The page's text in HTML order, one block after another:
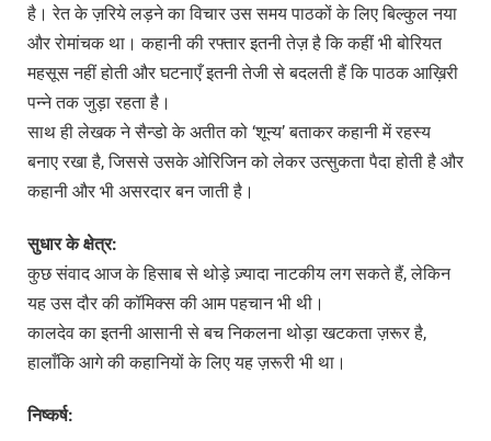
है। रेत के ज़रिये लड़ने का विचार उस समय पाठकों के लिए बिल्कुल नया
और रोमांचक था। कहानी की रफ्तार इतनी तेज़ है कि कहीं भी बोरियत
महसूस नहीं होती और घटनाएँ इतनी तेजी से बदलती हैं कि पाठक आख़िरी
पन्ने तक जुड़ा रहता है।
साथ ही लेखक ने सैन्डो के अतीत को ‘शून्य’ बताकर कहानी में रहस्य
बनाए रखा है, जिससे उसके ओरिजिन को लेकर उत्सुकता पैदा होती है और
कहानी और भी असरदार बन जाती है।
सुधारकेक्षेत्र:
कुछ संवाद आज के हिसाब से थोड़े ज़्यादा नाटकीय लग सकते हैं, लेकिन
यह उस दौर की कॉमिक्स की आम पहचान भी थी।
कालदेव का इतनी आसानी से बच निकलना थोड़ा खटकता ज़रूर है,
हालाँकि आगे की कहानियों के लिए यह ज़रूरी भी था।
निष्कर्ष: